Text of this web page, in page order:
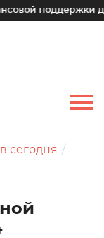
для
сегодня